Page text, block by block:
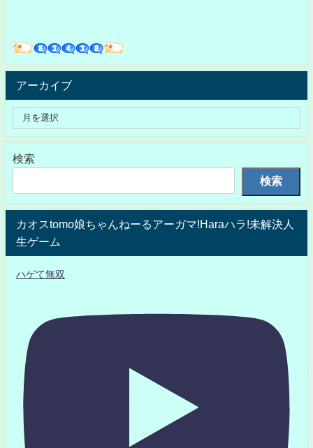
アーカイブ
検索
検索
カオスtomo娘ちゃんねーるアーガマ!Haraハラ!未解決人
生ゲーム
ハゲて無双